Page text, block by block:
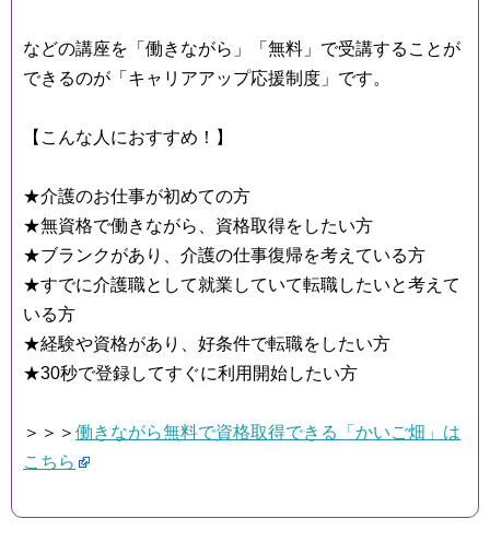
などの講座を「働きながら」「無料」で受講することが
できるのが「キャリアアップ応援制度」です。
【こんな人におすすめ！】
★介護のお仕事が初めての方
★無資格で働きながら、資格取得をしたい方
★ブランクがあり、介護の仕事復帰を考えている方
★すでに介護職として就業していて転職したいと考えて
いる方
★経験や資格があり、好条件で転職をしたい方
★30秒で登録してすぐに利用開始したい方
＞＞＞ 働きながら無料で資格取得できる「かいご畑」は
こちら